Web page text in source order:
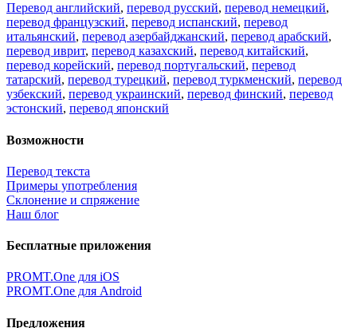
Перевод английский, перевод русский, перевод немецкий,
перевод французский, перевод испанский, перевод
итальянский, перевод азербайджанский, перевод арабский,
перевод иврит, перевод казахский, перевод китайский,
перевод корейский, перевод португальский, перевод
татарский, перевод турецкий, перевод туркменский, перевод
узбекский, перевод украинский, перевод финский, перевод
эстонский, перевод японский
Возможности
Перевод текста
Примеры употребления
Склонение и спряжение
Наш блог
Бесплатные приложения
PROMT.One для iOS
PROMT.One для Android
Предложения